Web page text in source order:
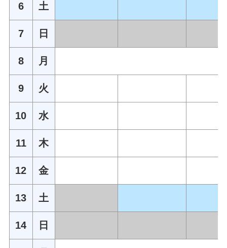
6 土
7 日
8 月
9 火
10 水
11 木
12 金
13 土
14 日